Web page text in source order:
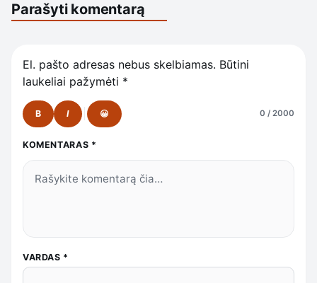
Parašyti komentarą
El. pašto adresas nebus skelbiamas. Būtini
laukeliai pažymėti *
B I 😀 0 / 2000
KOMENTARAS *
VARDAS *